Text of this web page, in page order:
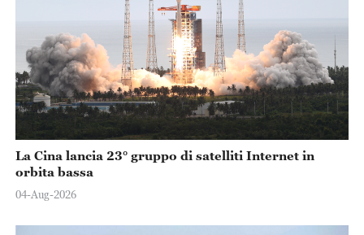
La Cina lancia 23° gruppo di satelliti Internet in
orbita bassa
04-Aug-2026